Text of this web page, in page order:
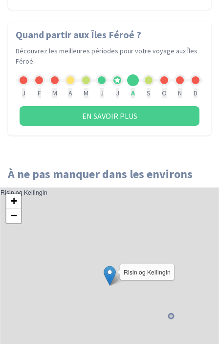
Quand partir aux Îles Féroé ?
Découvrez les meilleures périodes pour votre voyage aux Îles
Féroé.
J F M A M J J A S O N D
EN SAVOIR PLUS
À ne pas manquer dans les environs
Risin og Kellingin
+
−
Risin og Kellingin